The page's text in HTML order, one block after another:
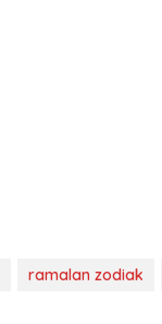
ramalan zodiak